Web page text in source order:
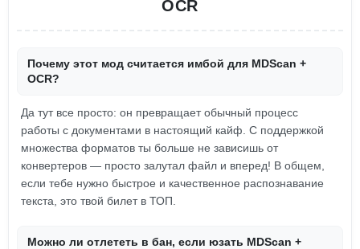
OCR
Почему этот мод считается имбой для MDScan +
OCR?
Да тут все просто: он превращает обычный процесс
работы с документами в настоящий кайф. С поддержкой
множества форматов ты больше не зависишь от
конвертеров — просто залутал файл и вперед! В общем,
если тебе нужно быстрое и качественное распознавание
текста, это твой билет в ТОП.
Можно ли отлететь в бан, если юзать MDScan +